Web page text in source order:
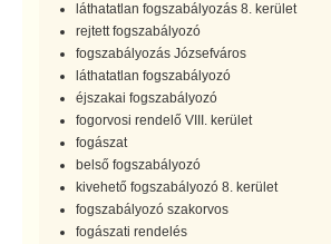
láthatatlan fogszabályozás 8. kerület
rejtett fogszabályozó
fogszabályozás Józsefváros
láthatatlan fogszabályozó
éjszakai fogszabályozó
fogorvosi rendelő VIII. kerület
fogászat
belső fogszabályozó
kivehető fogszabályozó 8. kerület
fogszabályozó szakorvos
fogászati rendelés